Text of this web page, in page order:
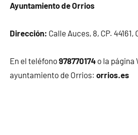
Ayuntamiento de Orrios
Dirección: Calle Auces, 8, CP.
En el teléfono978770174 o la página
ayuntamiento de Orrios: orrios.es